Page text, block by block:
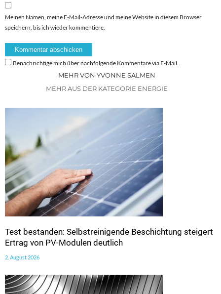
Meinen Namen, meine E-Mail-Adresse und meine Website in diesem Browser
speichern, bis ich wieder kommentiere.
Benachrichtige mich über nachfolgende Kommentare via E-Mail.
MEHR VON YVONNE SALMEN
MEHR AUS DER KATEGORIE ENERGIE
Test bestanden: Selbstreinigende Beschichtung steigert
Ertrag von PV-Modulen deutlich
2. August 2026